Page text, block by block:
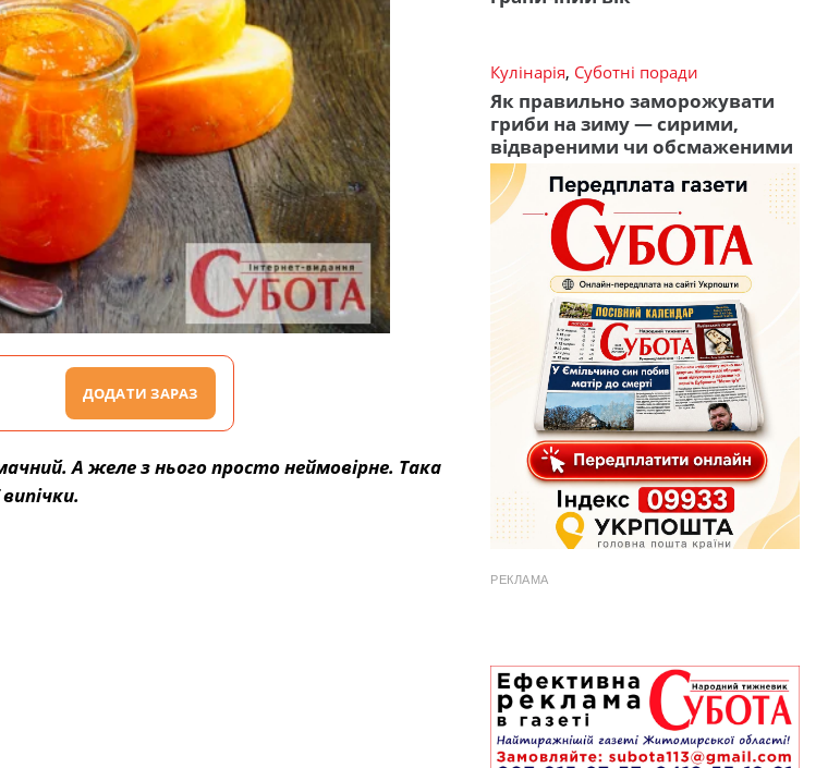
ДОДАТИ ЗАРАЗ
А желе з нього просто неймовірне. Така
Кулінарія, Суботні поради
Як правильно заморожувати
гриби на зиму — сирими,
відвареними чи обсмаженими
РЕКЛАМА